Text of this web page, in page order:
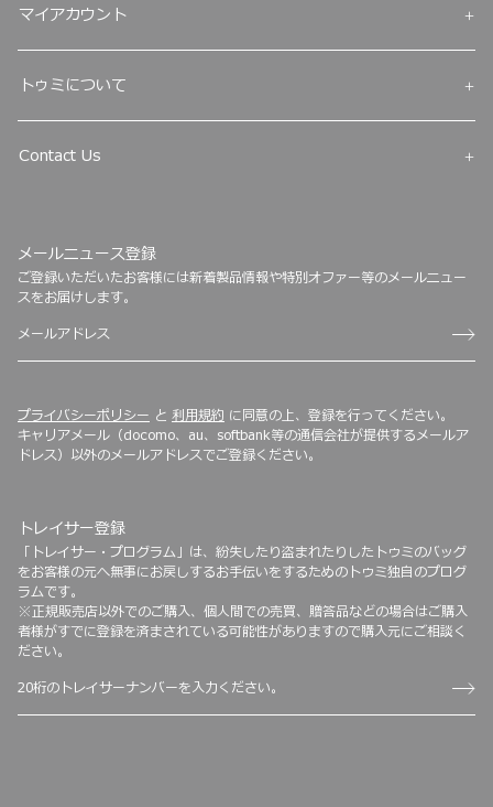
マイアカウント
トゥミについて
Contact Us
メールニュース登録
ご登録いただいたお客様には新着製品情報や特別オファー等のメールニュー
スをお届けします。
プライバシーポリシー と 利用規約 に同意の上、登録を行ってください。
キャリアメール（docomo、au、softbank等の通信会社が提供するメールア
ドレス）以外のメールアドレスでご登録ください。
トレイサー登録
「トレイサー・プログラム」は、紛失したり盗まれたりしたトゥミのバッグ
をお客様の元へ無事にお戻しするお手伝いをするためのトゥミ独自のプログ
ラムです。
※正規販売店以外でのご購入、個人間での売買、贈答品などの場合はご購入
者様がすでに登録を済まされている可能性がありますので購入元にご相談く
ださい。